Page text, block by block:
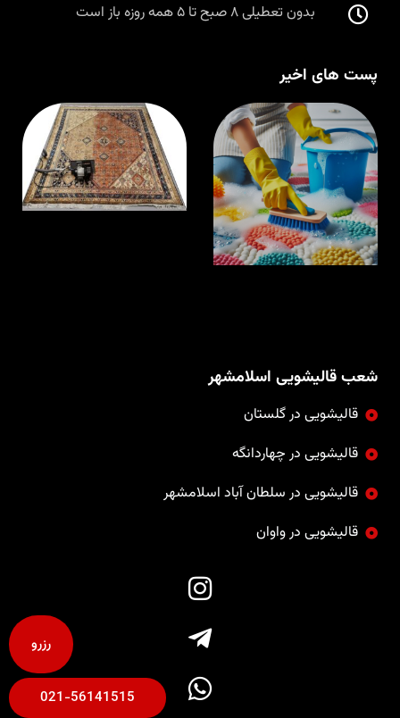
رزرو
021-56141515
بدون تعطیلی ۸ صبح تا ۵ همه روزه باز است
پست های اخیر
قالیشویی در
اسلامشهر با
مواد نانو و
ضدحساسیت
شعب قالیشویی اسلامشهر
قالیشویی در گلستان
قالیشویی در چهاردانگه
قالیشویی در سلطان آباد اسلامشهر
قالیشویی در واوان